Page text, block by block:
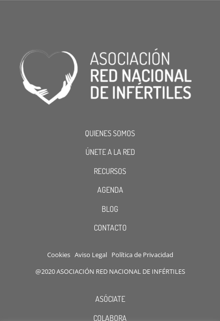
QUIENES SOMOS
ÚNETE A LA RED
RECURSOS
AGENDA
BLOG
CONTACTO
Cookies Aviso Legal Política de Privacidad
@2020 ASOCIACIÓN RED NACIONAL DE INFÉRTILES
ASÓCIATE
COLABORA